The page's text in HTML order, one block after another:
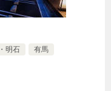
明石 有馬